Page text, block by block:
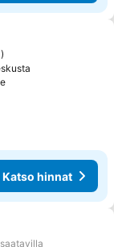
Katso hinnat